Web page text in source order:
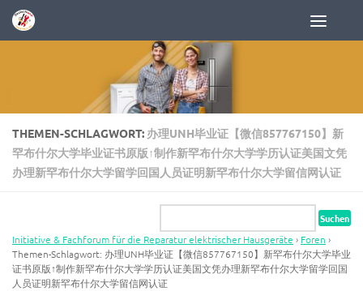
Zum Inhalt springen
THEMEN-SCHLAGWORT: 办理UNH毕业证【微信857767150】新
罕布什尔大学毕业证书原版↑制作新罕布什尔大学学历认证美国文凭
办理新罕布什尔大学留学回国人员证明新罕布什尔大学留信网认证
Initiative & Fachforum für die Reparatur elektrischer Hausgeräte › Foren ›
Themen-Schlagwort: 办理UNH毕业证【微信857767150】新罕布什尔大学毕业
证书原版↑制作新罕布什尔大学学历认证美国文凭办理新罕布什尔大学留学回国
人员证明新罕布什尔大学留信网认证